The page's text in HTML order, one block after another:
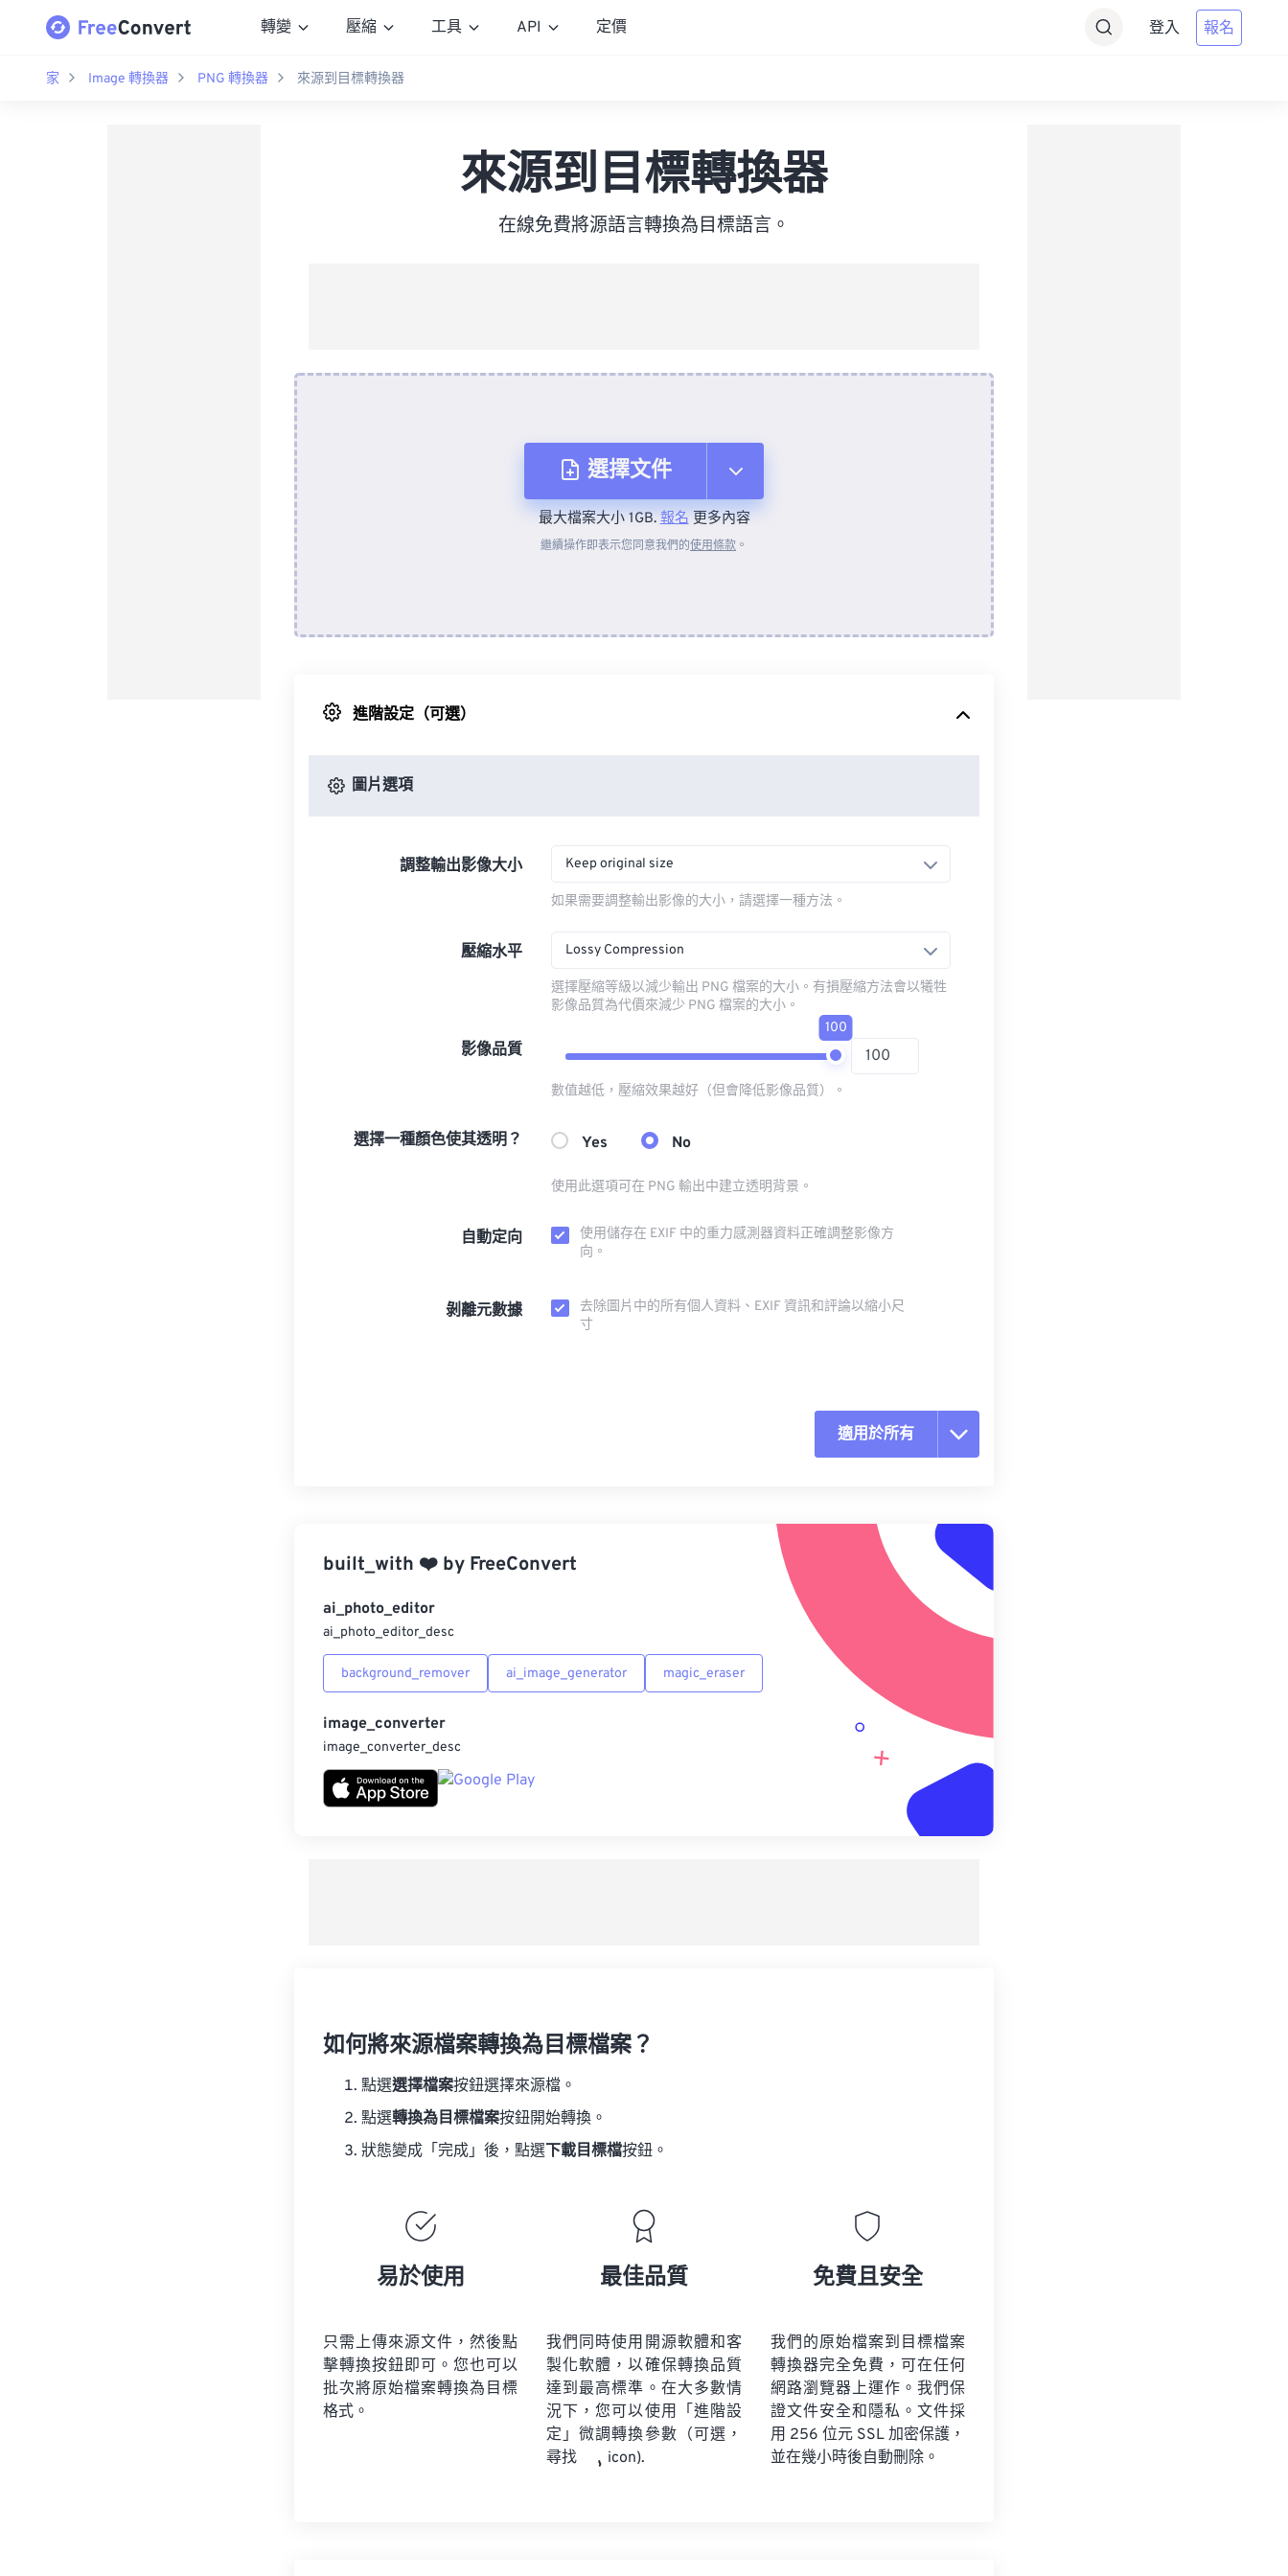
轉變 壓縮 工具 API 定價 登入 報名
家 Image 轉換器 PNG 轉換器 來源到目標轉換器
來源到目標轉換器
在線免費將源語言轉換為目標語言。
選擇文件
來自裝置
最大檔案大小 1GB.報名更多內容
繼續操作即表示您同意我們的使用條款 。
進階設定（可選）
圖片選項
調整輸出影像大小 Keep original size
如果需要調整輸出影像的大小，請選擇一種方法。
壓縮水平 Lossy Compression
選擇壓縮等級以減少輸出 PNG 檔案的大小。有損壓縮方法會以犧牲
影像品質為代價來減少 PNG 檔案的大小。
影像品質
100
數值越低，壓縮效果越好（但會降低影像品質）。
選擇一種顏色使其透明？ Yes No
使用此選項可在 PNG 輸出中建立透明背景。
自動定向
使用儲存在 EXIF 中的重力感測器資料正確調整影像方
向。
剝離元數據
去除圖片中的所有個人資料、EXIF 資訊和評論以縮小尺
寸
適用於所有
應用預設
另存為預設
built_with ❤️ by FreeConvert
ai_photo_editor
ai_photo_editor_desc
background_remover ai_image_generator magic_eraser
image_converter
image_converter_desc
如何將來源檔案轉換為目標檔案？
點選選擇檔案按鈕選擇來源檔。
點選轉換為目標檔案按鈕開始轉換。
狀態變成「完成」後，點選 下載目標檔按鈕。
易於使用
只需上傳來源文件，然後點
擊轉換按鈕即可。您也可以
批次將原始檔案轉換為目標
格式。
最佳品質
我們同時使用開源軟體和客
製化軟體，以確保轉換品質
達到最高標準。在大多數情
況下，您可以使用「進階設
定」微調轉換參數（可選，
尋找
icon).
免費且安全
我們的原始檔案到目標檔案
轉換器完全免費，可在任何
網路瀏覽器上運作。我們保
證文件安全和隱私。文件採
用 256 位元 SSL 加密保護，
並在幾小時後自動刪除。